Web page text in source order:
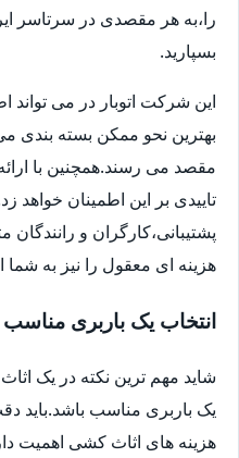
را،به هر مقصدی در سرتاسر
بسپارید.
این شرکت اتوبار در می تواند
بهترین نحو ممکن بسته بندی
مقصد می رسند.همچنین با
تاییدی بر این اطمینان خواهد
پشتیبانی،کارگران و
هزینه ای معقول را نیز به شما
انتخاب یک باربری مناسب
شاید مهم ترین نکته در یک
یک باربری مناسب باشد.باید
هزینه های اثاث کشی اهمیت